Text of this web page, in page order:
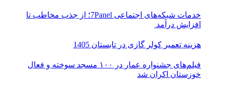
خدمات شبکه‌های اجتماعی 7Panel؛ از جذب مخاطب تا
افزایش درآمد
هزینه تعمیر کولر گازی در تابستان 1405
فیلم‌های جشنواره عمار در ۱۰۰ مسجد سوخته و فعال
خوزستان اکران شد